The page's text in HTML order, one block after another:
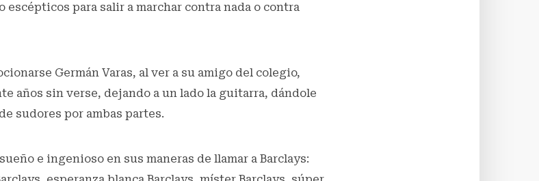
escépticos para salir a marchar contra nada o contra
Germán Varas, al ver a su amigo del colegio,
años sin verse, dejando a un lado la guitarra, dándole
sudores por ambas partes.
e ingenioso en sus maneras de llamar a Barclays: